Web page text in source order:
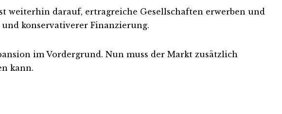
weiterhin darauf, ertragreiche Gesellschaften erwerben und
konservativerer Finanzierung.
im Vordergrund. Nun muss der Markt zusätzlich
kann.